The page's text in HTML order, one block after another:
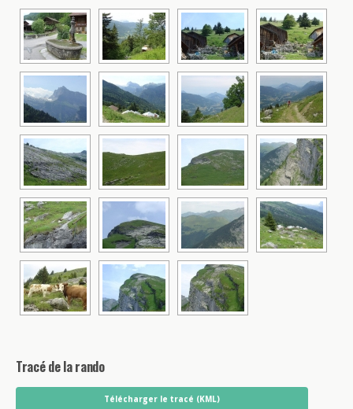
Tracé de la rando
Télécharger le tracé (KML)